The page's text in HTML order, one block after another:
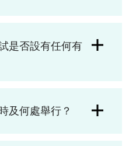
是否設有任何有
及何處舉行？